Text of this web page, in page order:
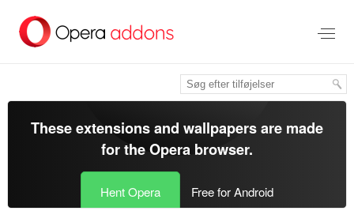
hovedindhold
These extensions and wallpapers are made
for theOpera browser.
Hent Opera Free for Android